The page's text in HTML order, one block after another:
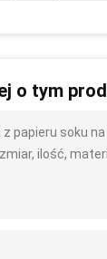
o tym
soku na
ilość,